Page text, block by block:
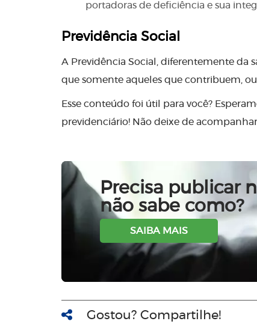
portadoras de deficiência e sua
Previdência Social
A Previdência Social, diferentemente da
que somente aqueles que contribuem,
Esse conteúdo foi útil para você?
previdenciário! Não deixe de
Precisa publicar
não sabe como?
SAIBA MAIS
Gostou? Compartilhe!